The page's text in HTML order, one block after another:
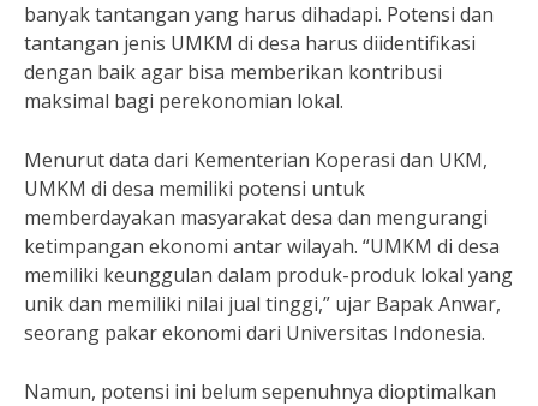
banyak tantangan yang harus dihadapi. Potensi dan
tantangan jenis UMKM di desa harus diidentifikasi
dengan baik agar bisa memberikan kontribusi
maksimal bagi perekonomian lokal.
Menurut data dari Kementerian Koperasi dan UKM,
UMKM di desa memiliki potensi untuk
memberdayakan masyarakat desa dan mengurangi
ketimpangan ekonomi antar wilayah. “UMKM di desa
memiliki keunggulan dalam produk-produk lokal yang
unik dan memiliki nilai jual tinggi,” ujar Bapak Anwar,
seorang pakar ekonomi dari Universitas Indonesia.
Namun, potensi ini belum sepenuhnya dioptimalkan